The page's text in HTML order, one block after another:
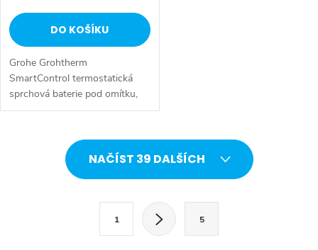
DO KOŠÍKU
Grohe Grohtherm
SmartControl termostatická
sprchová baterie pod omítku,
se 3 ventily, 34713000.
NAČÍST 39 DALŠÍCH
1 5